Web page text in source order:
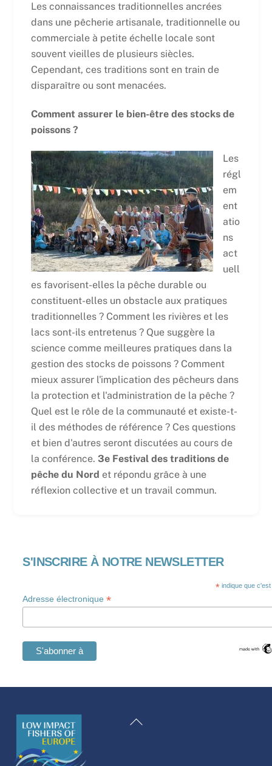
Les connaissances traditionnelles ancrées
dans une pêcherie artisanale, traditionnelle ou
commerciale à petite échelle locale sont
souvent vieilles de plusieurs siècles.
Cependant, ces traditions sont en train de
disparaître ou sont menacées.
Comment assurer le bien-être des stocks de
poissons ?
Les
régl
em
ent
atio
ns
act
uell
es favorisent-elles la pêche durable ou
constituent-elles un obstacle aux pratiques
traditionnelles ? Comment les rivières et les
lacs sont-ils entretenus ? Que suggère la
science comme meilleures pratiques dans la
gestion des stocks de poissons ? Comment
mieux assurer l'implication des pêcheurs dans
la protection et l'administration de la pêche ?
Quel est le rôle de la communauté et existe-t-
il des méthodes de référence ? Ces questions
et bien d'autres seront discutées au cours de
la conférence. 3e Festival des traditions de
pêche du Nord et répondu grâce à une
réflexion collective et un travail commun.
S'INSCRIRE À NOTRE NEWSLETTER
* indique que
Adresse électronique*
Retour
Swedish